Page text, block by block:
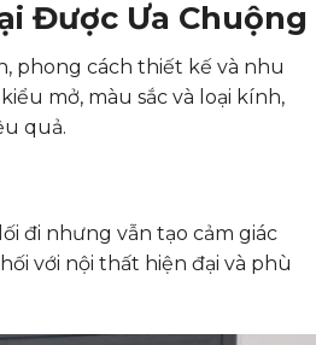
Được Ưa Chuộng
phong cách thiết kế và nhu
mở, màu sắc và loại kính,
quả.
đi nhưng vẫn tạo cảm giác
với nội thất hiện đại và phù